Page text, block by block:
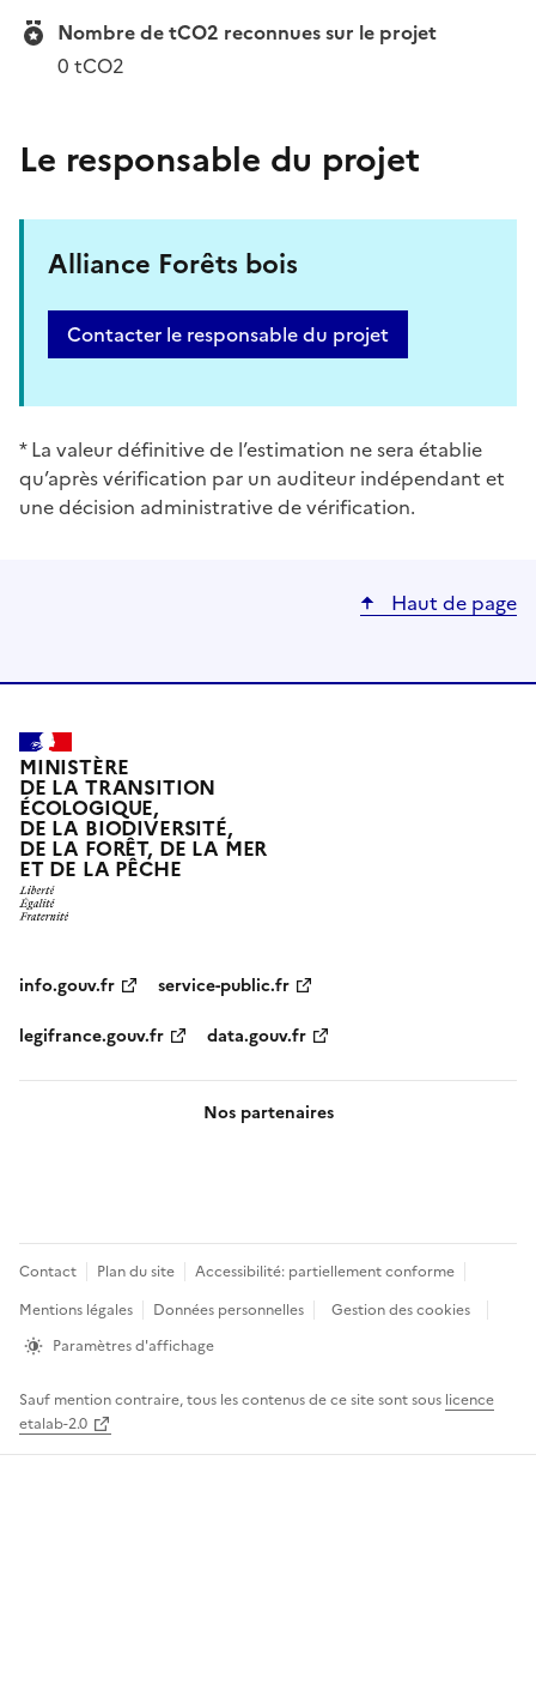
Nombre de tCO2 reconnues sur le projet
0 tCO2
Le responsable du projet
Alliance Forêts bois
Contacter le responsable du projet
* La valeur définitive de l’estimation ne sera établie
qu’après vérification par un auditeur indépendant et
une décision administrative de vérification.
Haut de page
MINISTÈRE
DE LA TRANSITION
ÉCOLOGIQUE,
DE LA BIODIVERSITÉ,
DE LA FORÊT, DE LA MER
ET DE LA PÊCHE
info.gouv.fr
service-public.fr
legifrance.gouv.fr
data.gouv.fr
Nos partenaires
Pied
de
page
Contact Plan du site
Accessibilité: partiellement conforme
Mentions légales
Données personnelles
Gestion des cookies
Paramètres d'affichage
Sauf mention contraire, tous les contenus de ce site sont sous licence
etalab-2.0